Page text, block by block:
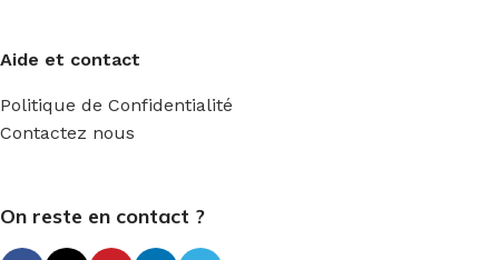
Aide et contact
Politique de Confidentialité
Contactez nous
On reste en contact ?